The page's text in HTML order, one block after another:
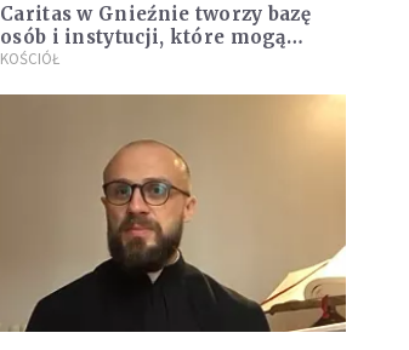
Caritas w Gnieźnie tworzy bazę
osób i instytucji, które mogą
pomóc uchodźcom z Ukrainy
KOŚCIÓŁ